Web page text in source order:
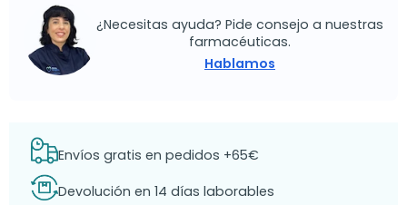
¿Necesitas ayuda? Pide consejo a nuestras
farmacéuticas.
Hablamos
Envíos gratis en pedidos +65€
Devolución en 14 días laborables